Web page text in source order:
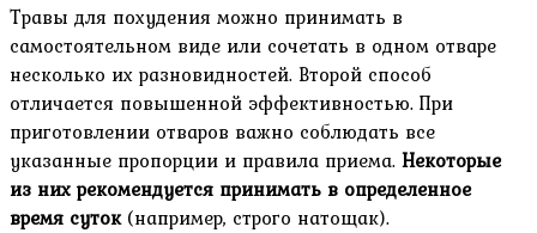
Травы для похудения можно принимать в
самостоятельном виде или сочетать в одном отваре
несколько их разновидностей. Второй способ
отличается повышенной эффективностью. При
приготовлении отваров важно соблюдать все
указанные пропорции и правила приема. Некоторые
из них рекомендуется принимать в определенное
время суток(например, строго натощак).